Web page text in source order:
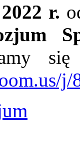
r.
j/